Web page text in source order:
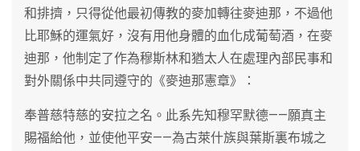
和排擠，只得從他最初傳教的麥加轉往麥迪那，不過他
比耶穌的運氣好，沒有用他身體的血化成葡萄酒，在麥
迪那，他制定了作為穆斯林和猶太人在處理內部民事和
對外關係中共同遵守的《麥迪那憲章》：
奉普慈特慈的安拉之名。此系先知穆罕默德——願真主
賜福給他，並使他平安——為古萊什族與葉斯裏布城之